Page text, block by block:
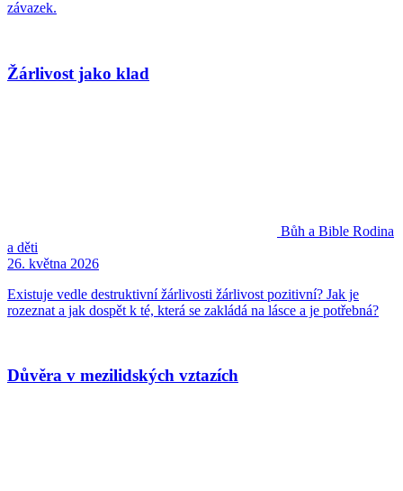
závazek.
Žárlivost jako klad
Bůh a Bible Rodina
a děti
26. května 2026
Existuje vedle destruktivní žárlivosti žárlivost pozitivní? Jak je
rozeznat a jak dospět k té, která se zakládá na lásce a je potřebná?
Důvěra v mezilidských vztazích